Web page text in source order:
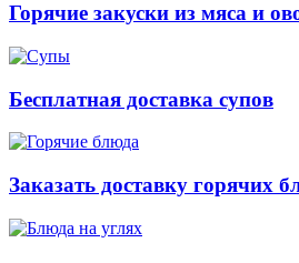
Горячие закуски из мяса и
Бесплатная доставка супов
Заказать доставку горячих